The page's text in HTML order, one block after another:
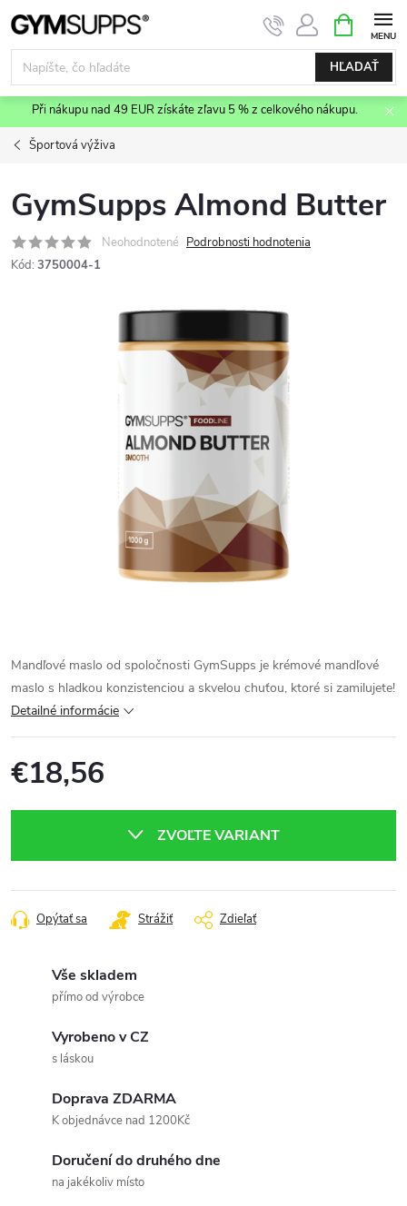
Prejsť
na
obsah
HĽADAŤ
KOŠÍK
Při nákupu nad 49 EUR získáte zľavu 5 % z celkového nákupu.
Športová výživa
GymSupps Almond Butter
Neohodnotené Podrobnosti hodnotenia
Kód: 3750004-1
Mandľové maslo od spoločnosti GymSupps je krémové mandľové
maslo s hladkou konzistenciou a skvelou chuťou, ktoré si zamilujete!
Detailné informácie
€18,56
ZVOĽTE VARIANT
Opýtať sa Strážiť Zdieľať
Vše skladem
přímo od výrobce
Vyrobeno v CZ
s láskou
Doprava ZDARMA
K objednávce nad 1200Kč
Doručení do druhého dne
na jakékoliv místo